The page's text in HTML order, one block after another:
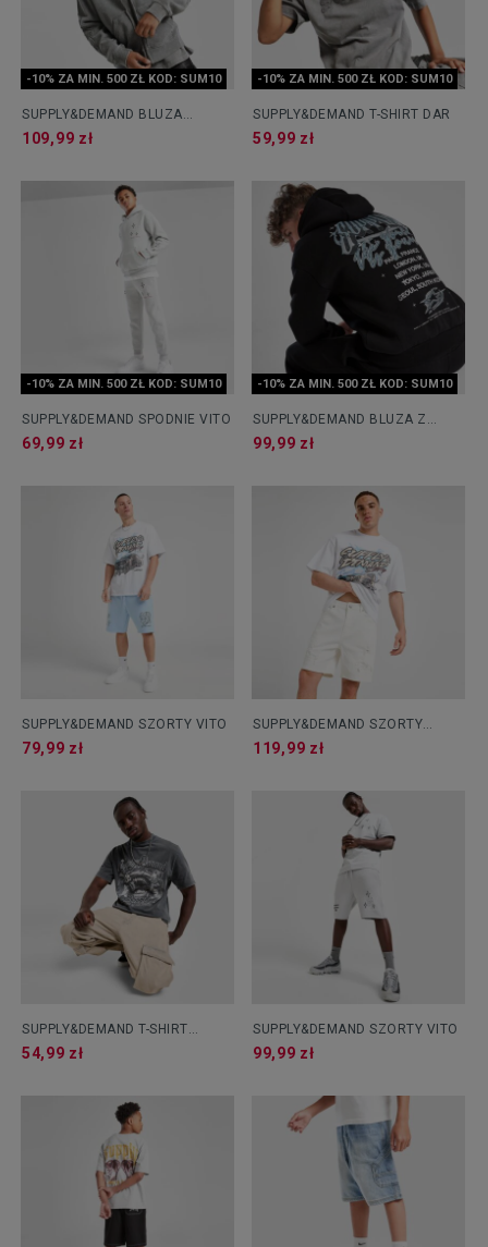
-10% ZA MIN. 500 ZŁ KOD: SUM10
SUPPLY&DEMAND BLUZA
ROZPINANA Z KAPTUREM
109,99 zł
-10% ZA MIN. 500 ZŁ KOD: SUM10
SUPPLY&DEMAND T-SHIRT DAR
59,99 zł
-10% ZA MIN. 500 ZŁ KOD: SUM10
SUPPLY&DEMAND SPODNIE VITO
69,99 zł
-10% ZA MIN. 500 ZŁ KOD: SUM10
SUPPLY&DEMAND BLUZA Z
KAPTUREM CHROME STAR
99,99 zł
SUPPLY&DEMAND SZORTY VITO
79,99 zł
SUPPLY&DEMAND SZORTY
DENIM MILEA
119,99 zł
SUPPLY&DEMAND T-SHIRT
CHROME GRILL TEE BLK-BLK
54,99 zł
SUPPLY&DEMAND SZORTY VITO
99,99 zł